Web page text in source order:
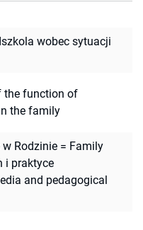
wobec sytuacji
the function of
the family
Rodzinie = Family
i praktyce
and pedagogical